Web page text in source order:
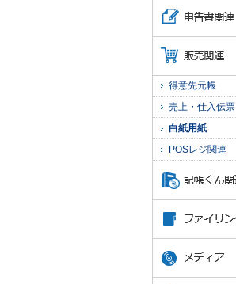
得意先元帳
売上・仕入伝票
白紙用紙
POSレジ関連